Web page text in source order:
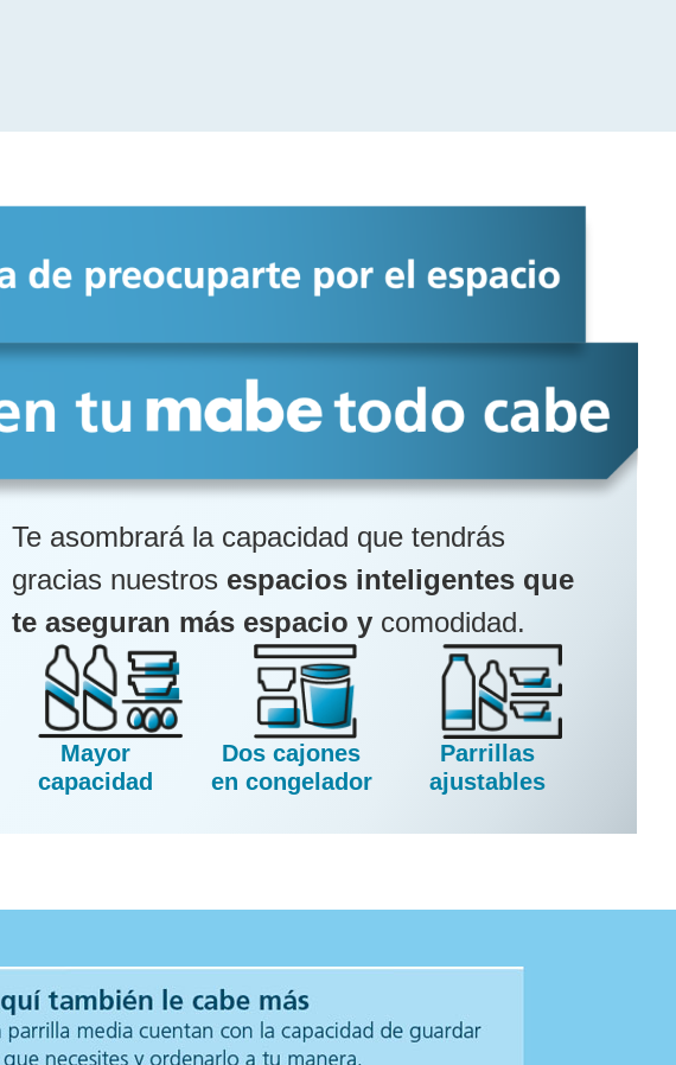
Te asombrará la capacidad que tendrás
gracias nuestros espacios inteligentes que
te aseguran más espacio y comodidad.
Mayor
capacidad
Dos cajones
en congelador
Parrillas
ajustables